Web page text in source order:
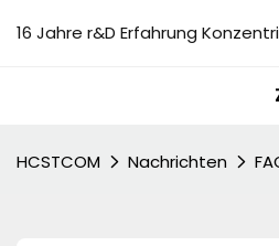
16 Jahre r&D Erfahrung
HCSTCOM Nachrichten